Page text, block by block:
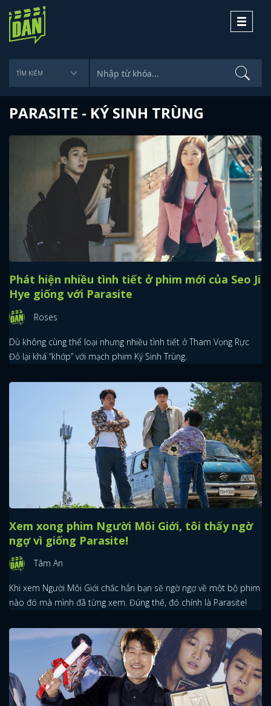
Toggle
PARASITE - KÝ SINH TRÙNG
Phát hiện nhiều tình tiết ở phim mới của Seo Ji
Hye giống với Parasite
Roses
Dù không cùng thể loại nhưng nhiều tình tiết ở Tham Vọng Rực
Đỏ lại khá “khớp” với mạch phim Ký Sinh Trùng.
Xem xong phim Người Môi Giới, tôi thấy ngờ
ngợ vì giống Parasite!
Tâm An
Khi xem Người Môi Giới chắc hẳn bạn sẽ ngờ ngợ về một bộ phim
nào đó mà mình đã từng xem. Đúng thế, đó chính là Parasite!